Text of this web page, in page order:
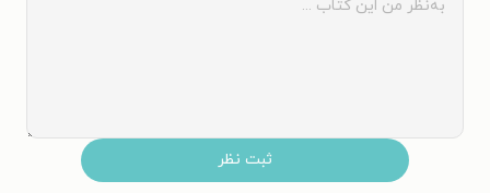
ثبت نظر